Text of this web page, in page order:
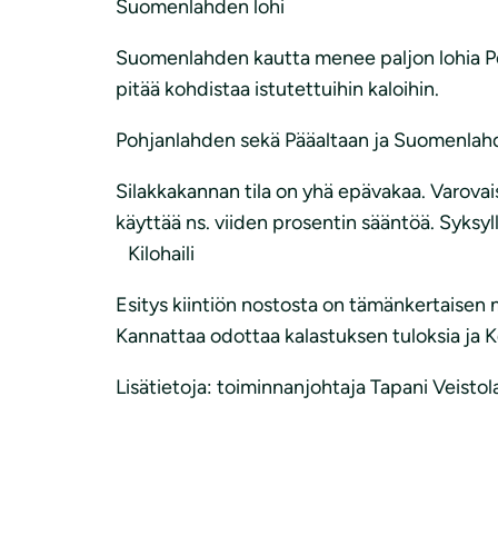
Suomenlahden lohi
Suomenlahden kautta menee paljon lohia
pitää kohdistaa istutettuihin kaloihin.
Pohjanlahden sekä Pääaltaan ja
Silakkakannan tila on yhä epävakaa.
käyttää ns. viiden prosentin sääntöä.
Kilohaili
Esitys kiintiön nostosta on tämänkertaisen
Kannattaa odottaa kalastuksen tuloksia ja
Lisätietoja: toiminnanjohtaja Tapani